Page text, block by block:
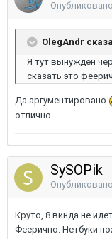
Опубликовано
OlegAndr
Я тут вынужден
сказать это
Да аргументировано
отлично.
SySOPik
Опубликовано
Круто, 8 винда не
Феерично. Нетбуки